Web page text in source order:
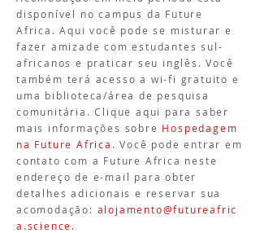
disponível no campus da Future
Africa. Aqui você pode se misturar e
fazer amizade com estudantes sul-
africanos e praticar seu inglês. Você
também terá acesso a wi-fi gratuito e
uma biblioteca/área de pesquisa
comunitária. Clique aqui para saber
mais informações sobre Hospedagem
na Future Africa . Você pode entrar em
contato com a Future Africa neste
endereço de e-mail para obter
detalhes adicionais e reservar sua
acomodação: alojamento@futureafric
a.science.